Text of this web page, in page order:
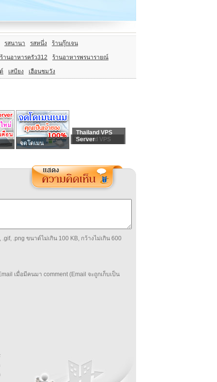
รสนานา รสหนึ่ง ร้านกุ๊กเจน
ร้านอาหารครัว312 ร้านอาหารพรนารายณ์
เสบียง เฮือนชมวัง
จดโดเมน
Thailand VPS
Thailand VPS
Server
.png ขนาด์ไม่เกิน 100 KB, กว้างไม่เกิน 600
เมื่อมีคนมา comment (Email จะถูกเก็บเป็น